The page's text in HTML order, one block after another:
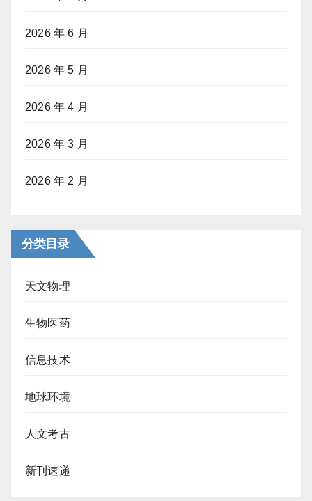
2026 年 6 月
2026 年 5 月
2026 年 4 月
2026 年 3 月
2026 年 2 月
分类目录
天文物理
生物医药
信息技术
地球环境
人文考古
新刊速递